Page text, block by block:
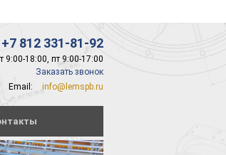
+7 812 331-81-92
9:00-18:00, пт 9:00-17:00
Заказать звонок
Email:
info@lemspb.ru